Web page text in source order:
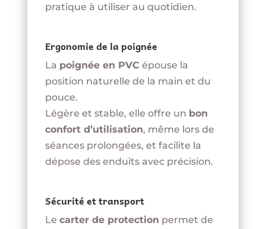
pratique à utiliser au quotidien.
Ergonomie de la poignée
La poignée en PVC épouse la
position naturelle de la main et du
pouce.
Légère et stable, elle offre un bon
confort d’utilisation, même lors de
séances prolongées, et facilite la
dépose des enduits avec précision.
Sécurité et transport
Le carter de protection permet de